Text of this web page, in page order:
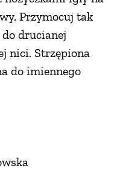
Przymocuj tak
drucianej
nici. Strzępiona
do imiennego